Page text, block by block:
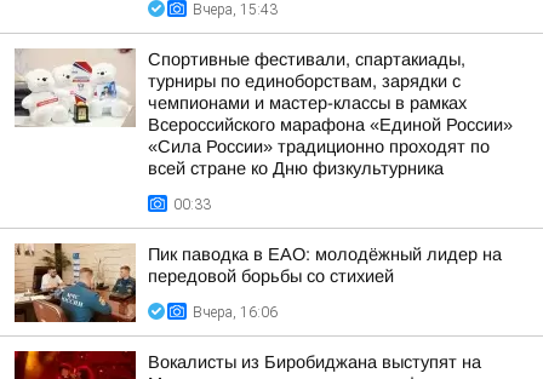
Вчера, 15:43
Спортивные фестивали, спартакиады,
турниры по единоборствам, зарядки с
чемпионами и мастер-классы в рамках
Всероссийского марафона «Единой России»
«Сила России» традиционно проходят по
всей стране ко Дню физкультурника
00:33
Пик паводка в ЕАО: молодёжный лидер на
передовой борьбы со стихией
Вчера, 16:06
Вокалисты из Биробиджана выступят на